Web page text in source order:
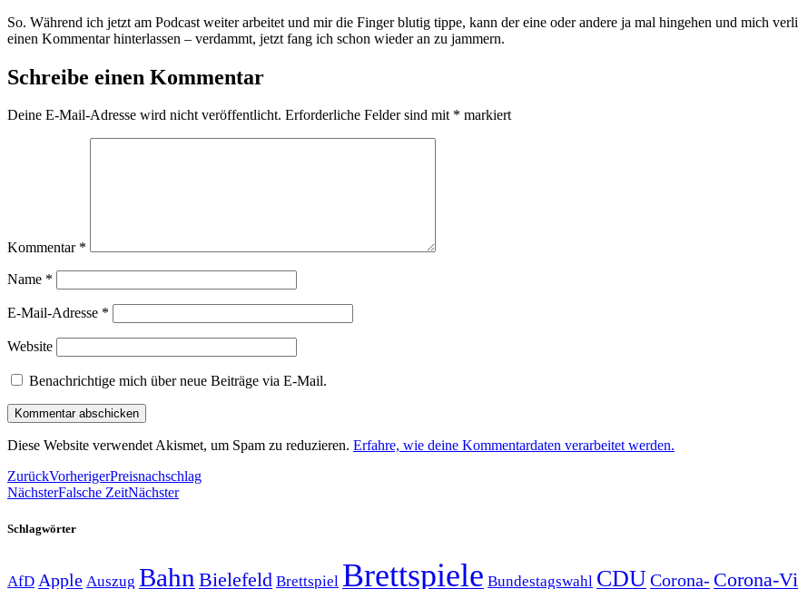
So. Während ich jetzt am Podcast weiter arbeitet und mir die Finger blutig tippe, kann der eine oder andere ja mal hingehen und mich
einen Kommentar hinterlassen – verdammt, jetzt fang ich schon wieder an zu jammern.
Schreibe einen Kommentar
Deine E-Mail-Adresse wird nicht veröffentlicht. Erforderliche Felder sind mit * markiert
Kommentar *
Name *
E-Mail-Adresse *
Website
Benachrichtige mich über neue Beiträge via E-Mail.
Diese Website verwendet Akismet, um Spam zu reduzieren. Erfahre, wie deine Kommentardaten verarbeitet werden.
ZurückVorherigerPreisnachschlag
NächsterFalsche ZeitNächster
Schlagwörter
AfD Apple Auszug Bahn Bielefeld Brettspiel Brettspiele Bundestagswahl CDUCorona- Corona-